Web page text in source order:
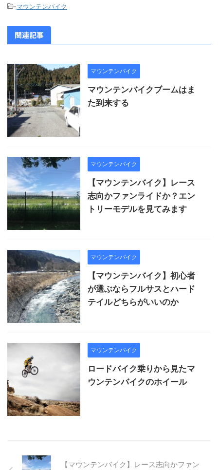
-マウンテンバイク
関連記事
マウンテンバイク
マウンテンバイクブームはま
た到来する
マウンテンバイク
【マウンテンバイク】レース
志向かファンライドか？エン
トリーモデルを見てみます
マウンテンバイク
【マウンテンバイク】初心者
が選ぶならフルサスとハード
テイルどちらがいいのか
マウンテンバイク
ロードバイク乗りから見たマ
ウンテンバイクのホイール
【マウンテンバイク】レース志向かファン